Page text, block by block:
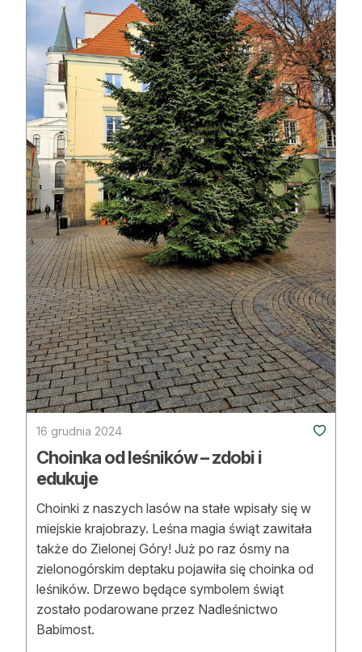
Strefa eksperta
Auto do lasu
Dla drwala
Leśnik na zakupach
Z zagranicy
Edukacja
Lasy prywatne
O nas
100 lat „Lasu Polskiego”
Prenumerata
Reklama
Zostań autorem
Archiwum
Kontakt
16 grudnia 2024
Choinka od leśników – zdobi i
edukuje
Choinki z naszych lasów na stałe wpisały się w
miejskie krajobrazy. Leśna magia świąt zawitała
także do Zielonej Góry! Już po raz ósmy na
zielonogórskim deptaku pojawiła się choinka od
leśników. Drzewo będące symbolem świąt
zostało podarowane przez Nadleśnictwo
Babimost.